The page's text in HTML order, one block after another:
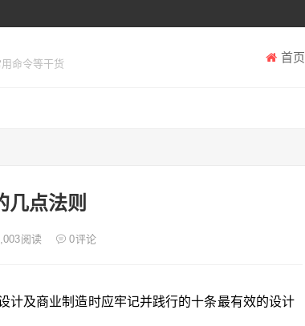
命令等干货
首页
点法则
阅读 0评论
计及商业制造时应牢记并践行的十条最有效的设计